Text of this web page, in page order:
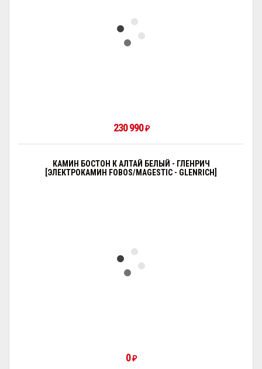
230 990₽
КАМИН БОСТОН К АЛТАЙ БЕЛЫЙ - ГЛЕНРИЧ
[ЭЛЕКТРОКАМИН FOBOS/MAGESTIC - GLENRICH]
0₽